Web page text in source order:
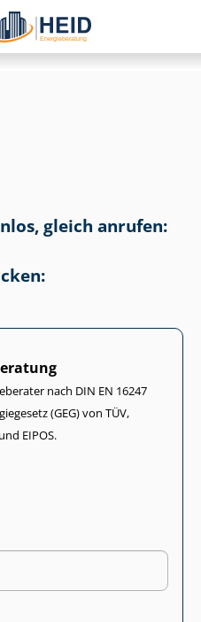
gleich anrufen:
nach DIN EN 16247
(GEG) von TÜV,
EIPOS.